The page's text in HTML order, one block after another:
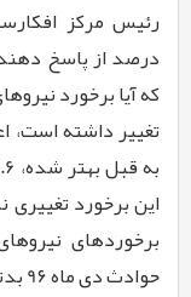
رئیس مرکز
درصد از پاسخ
که آیا برخورد
تغییر داشته است،
به قبل بهتر شده،
این برخورد تغییری
برخوردهای
حوادث دی ماه9۶